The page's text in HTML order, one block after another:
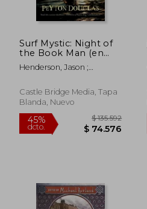
Surf Mystic: Night of
the Book Man (en
Inglés)
Henderson, Jason ;
Castle Bridge Media, Tapa
Blanda, Nuevo